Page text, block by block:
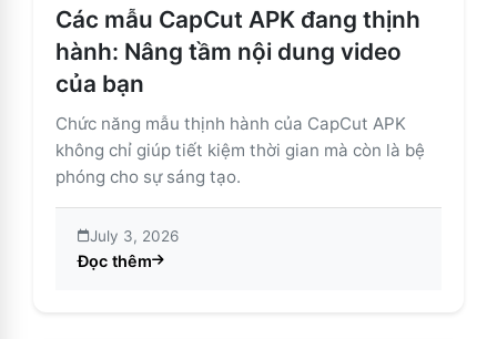
Các mẫu CapCut APK đang thịnh
hành: Nâng tầm nội dung video
của bạn
Chức năng mẫu thịnh hành của CapCut APK
không chỉ giúp tiết kiệm thời gian mà còn là bệ
phóng cho sự sáng tạo.
July 3, 2026
Đọc thêm
about Các mẫu CapCut APK đang thịnh hành: Nâng